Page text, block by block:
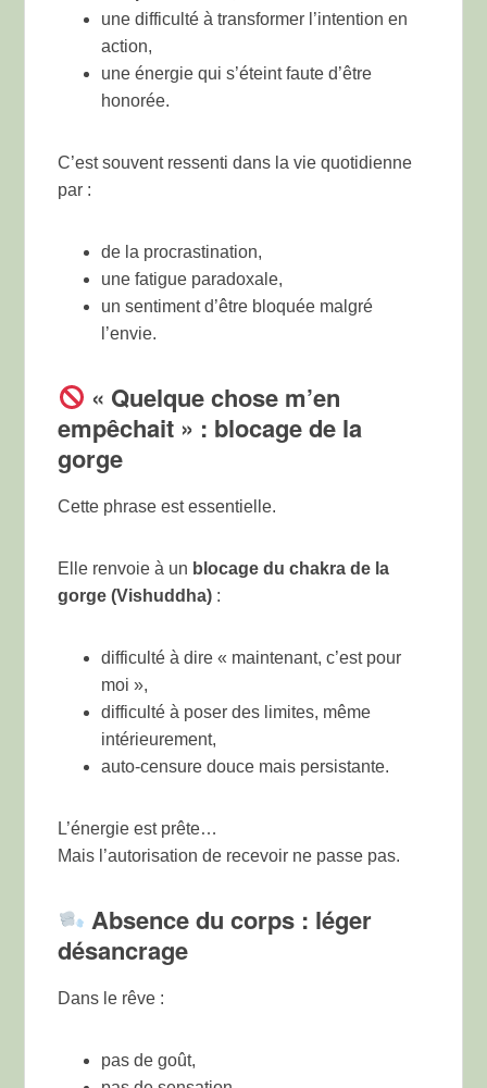
une difficulté à transformer l’intention en
action,
une énergie qui s’éteint faute d’être
honorée.
C’est souvent ressenti dans la vie quotidienne
par :
de la procrastination,
une fatigue paradoxale,
un sentiment d’être bloquée malgré
l’envie.
« Quelque chose m’en
empêchait » : blocage de la
gorge
Cette phrase est essentielle.
Elle renvoie à un blocage du chakra de la
gorge (Vishuddha) :
difficulté à dire « maintenant, c’est pour
moi »,
difficulté à poser des limites, même
intérieurement,
auto-censure douce mais persistante.
L’énergie est prête…
Mais l’autorisation de recevoir ne passe pas.
Absence du corps : léger
désancrage
Dans le rêve :
pas de goût,